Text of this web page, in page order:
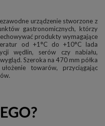
urządzenie stworzone z
gastronomicznych, którzy
produkty wymagające
od +1°C do +10°C lada
wędlin, serów czy nabiału,
Szeroka na 470 mm półka
towarów, przyciągając